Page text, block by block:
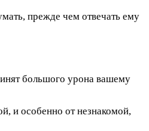
прежде чем отвечать ему
большого урона вашему
и особенно от незнакомой,